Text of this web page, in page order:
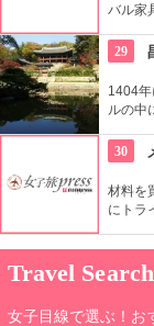
バル家
う作
29
1404
ルの中
吉に
用され
30
材料を
にトラ
土産に
Travel Search
女子目線で選ぶ！お